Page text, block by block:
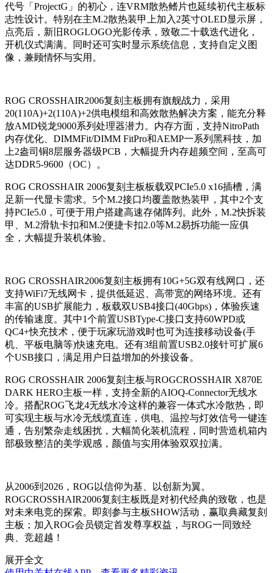
代号「ProjectG」的初心，连VRM散热鳍片也延续初代主板标
志性设计。特别在主M.2散热装甲上加入2英寸OLED显示屏，
点亮后，新旧ROGLOGO光影传承，致敬二十载迭代进化，
开机仪式满满。同时还可实时显示系统信息，支持自定义图
像，兼顾情怀与实用。
ROG CROSSHAIR2006复刻主板拥有旗舰战力，采用
20(110A)+2(110A)+2供电模组和高效散热解决方案，能充分释
放AMD锐龙9000系列处理器潜力。内存方面，支持NitroPath
内存优化、DIMMFit/DIMM FitPro和AEMP一系列黑科技，加
上2盎司铜8层服务器级PCB，大幅提升内存超频空间，至高可
达DDR5-9600（OC）。
ROG CROSSHAIR 2006复刻主板板载双PCIe5.0 x16插槽，满
足新一代显卡需求。5个M.2接口均覆盖散热装甲，其中2个支
持PCIe5.0，可便于用户搭建高速存储阵列。此外，M.2快拆装
甲、M.2滑轨卡扣和M.2便捷卡扣2.0等M.2易拆功能一应俱
全，大幅提升装机体验。
ROG CROSSHAIR2006复刻主板拥有10G+5G双有线网口，还
支持WiFi7无线网卡，提供低延迟、高带宽的网络环境。还有
丰富的USB扩展能力，板载双USB4接口(40Gbps)，体验疾速
的传输速度。其中1个前置USBType-C接口支持60WPD或
QC4+快充技术，便于玩家玩游戏时也可为连接移动设备(手
机、平板电脑等)快速充电。还有3组前置USB2.0接针可扩展6
个USB接口，满足用户日益增加的外接设备。
ROG CROSSHAIR 2006复刻主板与ROGCROSSHAIR X870E
DARK HERO主板一样，支持全新的AIOQ-Connector无线水
冷。搭配ROG飞龙4无线水冷这样的兼容一体式水冷散热，即
可实现主板与水冷无线缆直连，供电、温控与灯效信号一键连
通，告别繁杂走线困扰，大幅简化装机流程，同时营造机箱内
部极致整洁的美学观感，颜值与实用体验双双拉满。
从2006到2026，ROG以信仰为基、以创新为翼。
ROGCROSSHAIR2006复刻主板既是对初代经典的致敬，也是
对未来电竞的探索。即刻参与主板SHOW活动，赢取典藏复刻
主板；加入ROG会员锁定首发尊享权益，与ROG一同致经
典、竞超越！
展开全文